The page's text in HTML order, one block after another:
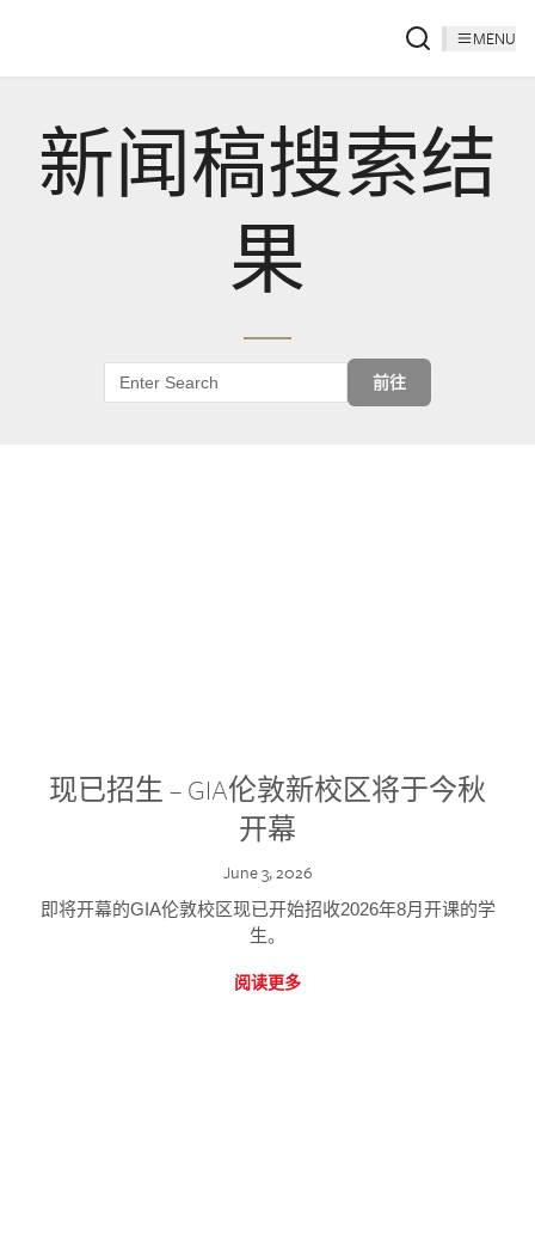
MENU
新闻稿搜索结
果
前往
现已招生 – GIA伦敦新校区将于今秋
开幕
June 3, 2026
即将开幕的GIA伦敦校区现已开始招收2026年8月开课的学
生。
阅读更多